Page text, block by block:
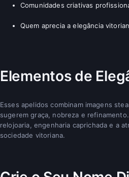
Comunidades criativas
Quem aprecia a elegância
Elementos de
Esses apelidos combinam imagens
sugerem graça, nobreza e
relojoaria, engenharia caprichada e a
sociedade vitoriana.